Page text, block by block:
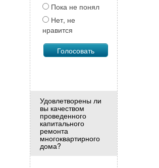
Пока не понял
Нет, не
нравится
Удовлетворены ли
вы качеством
проведенного
капитального
ремонта
многоквартирного
дома?